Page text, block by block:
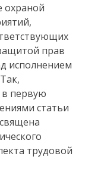
охраной
прав
исполнением
в первую
статьи
трудовой